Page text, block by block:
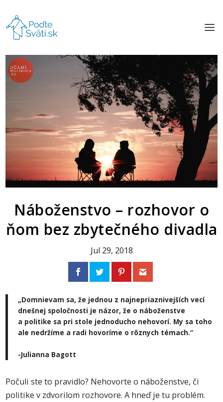
Náboženstvo – rozhovor o
ňom bez zbytečného divadla
Jul 29, 2018
„Domnievam sa, že jednou z najnepriaznivejších vecí
dnešnej spoločnosti je názor, že o náboženstve
a politike sa pri stole jednoducho nehovorí. My sa toho
ale nedržíme a radi hovoríme o rôznych témach.“
-Julianna Bagott
Počuli ste to pravidlo? Nehovorte o náboženstve, či
politike v zdvorilom rozhovore. A hneď je tu problém.